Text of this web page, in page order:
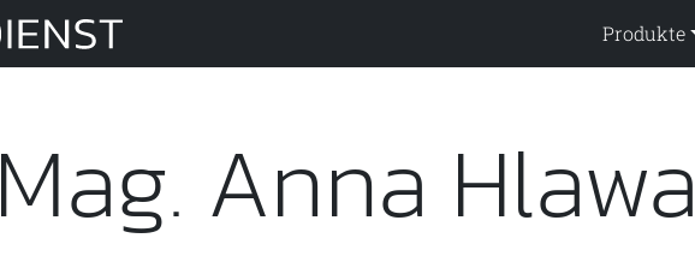
Truppendienst Produkte
Mag. Anna